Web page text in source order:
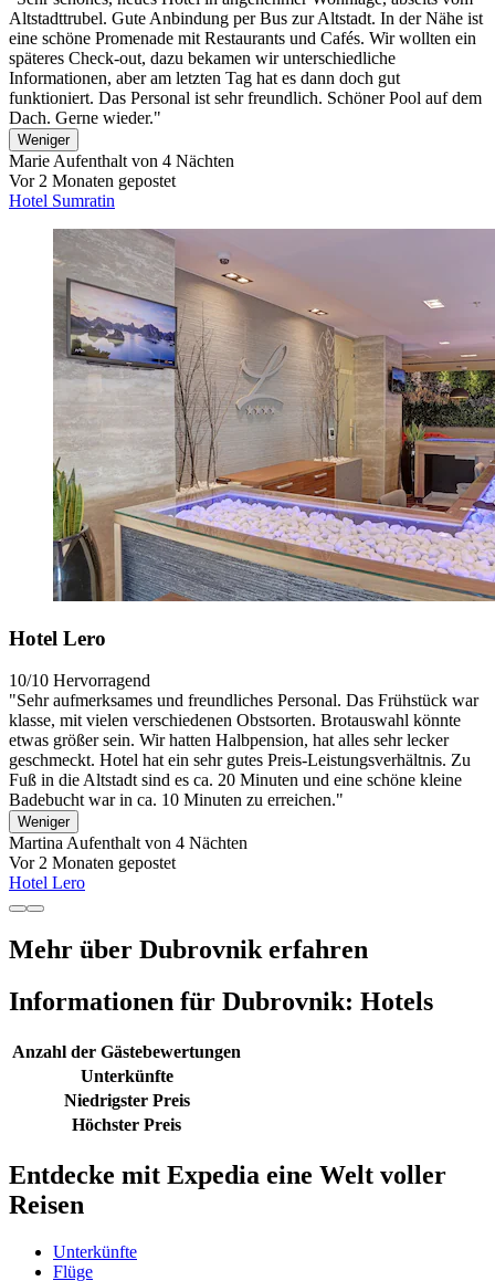
Altstadttrubel. Gute Anbindung per Bus zur Altstadt. In der Nähe ist
eine schöne Promenade mit Restaurants und Cafés. Wir wollten ein
späteres Check-out, dazu bekamen wir unterschiedliche
Informationen, aber am letzten Tag hat es dann doch gut
funktioniert. Das Personal ist sehr freundlich. Schöner Pool auf dem
Dach. Gerne wieder."
Weniger
Marie Aufenthalt von 4 Nächten
Vor 2 Monaten gepostet
Hotel Sumratin
Hotel Lero
10/10 Hervorragend
"Sehr aufmerksames und freundliches Personal. Das Frühstück war
klasse, mit vielen verschiedenen Obstsorten. Brotauswahl könnte
etwas größer sein. Wir hatten Halbpension, hat alles sehr lecker
geschmeckt. Hotel hat ein sehr gutes Preis-Leistungsverhältnis. Zu
Fuß in die Altstadt sind es ca. 20 Minuten und eine schöne kleine
Badebucht war in ca. 10 Minuten zu erreichen."
Weniger
Martina Aufenthalt von 4 Nächten
Vor 2 Monaten gepostet
Hotel Lero
Mehr über Dubrovnik erfahren
Informationen für Dubrovnik: Hotels
Anzahl der Gästebewertungen
Unterkünfte
Niedrigster Preis
Höchster Preis
Entdecke mit Expedia eine Welt voller
Reisen
Unterkünfte
Flüge